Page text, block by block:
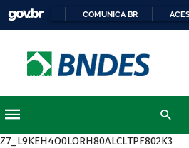
COMUNICA BR
Z7_L9KEH4O0LORH80ALCLTPF802K3